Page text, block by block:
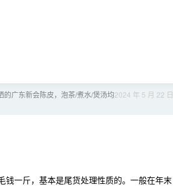
2024 年 5 月 22 日
广东新会陈皮，泡茶/煮水/煲汤均
钱一斤，基本是尾货处理性质的。一般在年末